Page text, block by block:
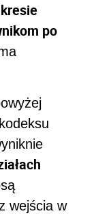
po
wejścia w